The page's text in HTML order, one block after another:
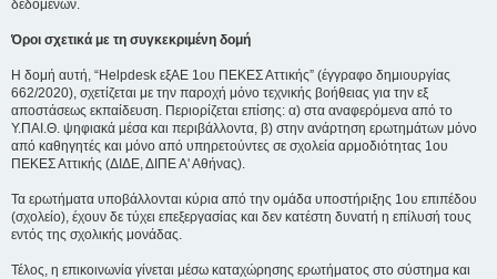
δεδομένων.
Όροι σχετικά με τη συγκεκριμένη δομή
Η δομή αυτή, “Helpdesk εξΑΕ 1ου ΠΕΚΕΣ Αττικής” (έγγραφο δημιουργίας
662/2020), σχετίζεται με την παροχή μόνο τεχνικής βοήθειας για την εξ
αποστάσεως εκπαίδευση. Περιορίζεται επίσης: α) στα αναφερόμενα από το
Υ.ΠΑΙ.Θ. ψηφιακά μέσα και περιβάλλοντα, β) στην ανάρτηση ερωτημάτων μόνο
από καθηγητές και μόνο από υπηρετούντες σε σχολεία αρμοδιότητας 1ου
ΠΕΚΕΣ Αττικής (ΔΙΔΕ, ΔΙΠΕ Α' Αθήνας).
Τα ερωτήματα υποβάλλονται κύρια από την ομάδα υποστήριξης 1ου επιπέδου
(σχολείο), έχουν δε τύχει επεξεργασίας και δεν κατέστη δυνατή η επίλυσή τους
εντός της σχολικής μονάδας.
Τέλος, η επικοινωνία γίνεται μέσω καταχώρησης ερωτήματος στο σύστημα και